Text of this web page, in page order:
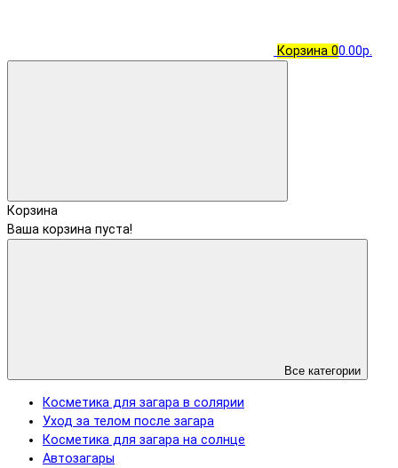
Корзина 00.00р.
Корзина
Ваша корзина пуста!
Все категории
Косметика для загара в солярии
Уход за телом после загара
Косметика для загара на солнце
Автозагары